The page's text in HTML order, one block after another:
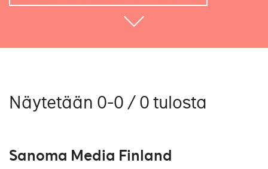
Näytetään 0-0 / 0 tulosta
Sanoma Media Finland